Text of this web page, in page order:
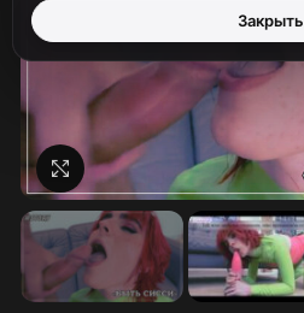
Нажмите, чтобы увеличить
Закрыть